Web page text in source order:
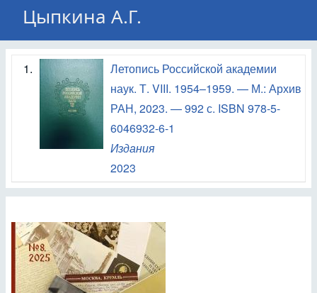
Цыпкина А.Г.
1.
Летопись Российской академии
наук. Т. VIII. 1954–1959. — М.: Архив
РАН, 2023. — 992 с. ISBN 978-5-
6046932-6-1
Издания
2023